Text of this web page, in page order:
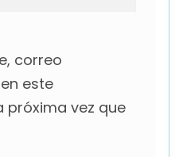
correo
este
próxima vez que